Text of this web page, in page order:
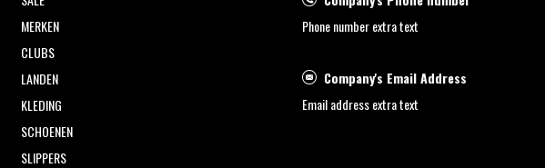
MERKEN
CLUBS
LANDEN
KLEDING
SCHOENEN
SLIPPERS
Phone number extra text
Company's Email Address
Email address extra text